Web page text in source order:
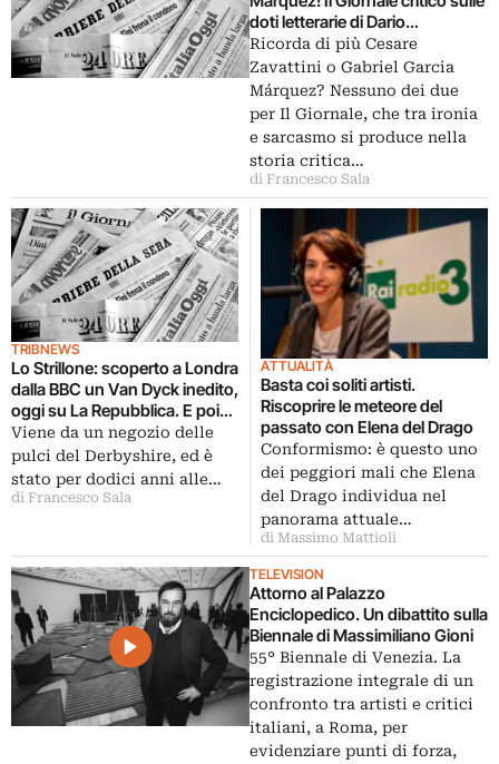
doti letterarie di Dario
Francescini, ministro scrittore. E
poi Celant e Barilli ricordano
Carla Accardi, Rodin in mostra a
Roma, sempre meno lezioni di
filosofia a scuola…
Ricorda di più Cesare
Zavattini o Gabriel Garcia
Márquez? Nessuno dei due
per Il Giornale, che tra ironia
e sarcasmo si produce nella
storia critica…
di Francesco Sala
TRIBNEWS
Lo Strillone: scoperto a Londra
dalla BBC un Van Dyck inedito,
oggi su La Repubblica. E poi
Bernardo Siciliano in mostra a
Mantova, Tino Stefanoni a
Milano, il meglio e il peggio del
2013 secondo gli editorialisti
Viene da un negozio delle
pulci del Derbyshire, ed è
stato per dodici anni alle…
di Francesco Sala
ATTUALITÀ
Basta coi soliti artisti.
Riscoprire le meteore del
passato con Elena del Drago
Conformismo: è questo uno
dei peggiori mali che Elena
del Drago individua nel
panorama attuale…
di Massimo Mattioli
TELEVISION
Attorno al Palazzo
Enciclopedico. Un dibattito sulla
Biennale di Massimiliano Gioni
55° Biennale di Venezia. La
registrazione integrale di un
confronto tra artisti e critici
italiani, a Roma, per
evidenziare punti di forza,